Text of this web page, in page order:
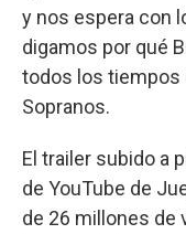
y nos espera con
digamos por qué
todos los tiempos
Sopranos.
El trailer subido a
de YouTube de
de 26 millones de